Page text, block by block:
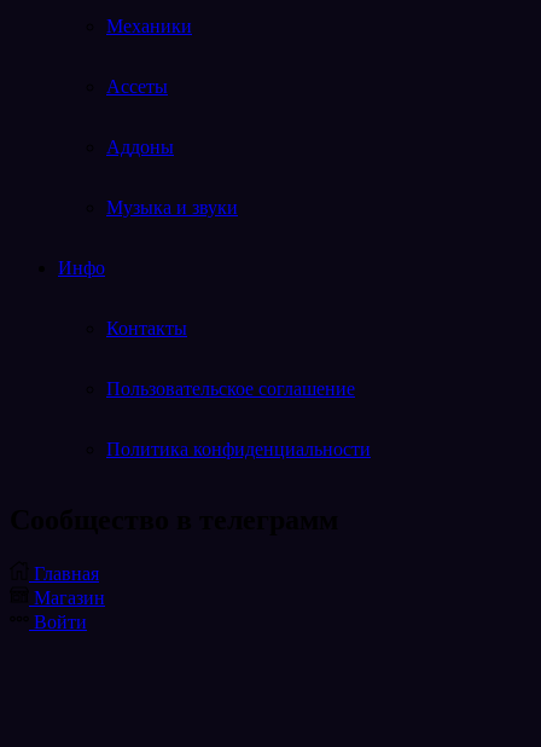
Механики
Ассеты
Аддоны
Музыка и звуки
Инфо
Контакты
Пользовательское соглашение
Политика конфиденциальности
Telegram
Главная
Магазин
Войти